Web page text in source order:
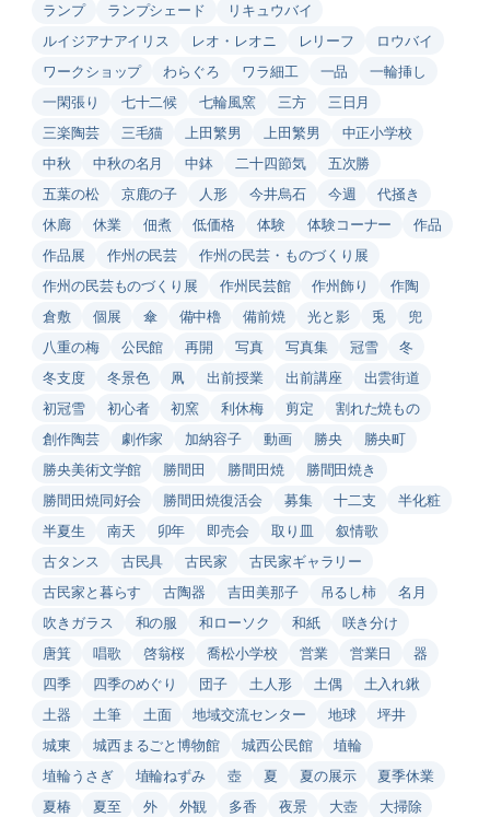
ランプ
ランプシェード
リキュウバイ
ルイジアナアイリス
レオ・レオニ レリーフ
ロウバイ
ワークショップ
わらぐろ ワラ細工 一品
一輪挿し
一閑張り
七十二候 七輪風窯 三方
三日月
三楽陶芸
三毛猫 上田繁男 上田繁男
中正小学校
中秋
中秋の名月 中鉢 二十四節気
五次勝
五葉の松
京鹿の子 人形 今井烏石 今週
代掻き
休廊
休業 佃煮 低価格 体験 体験コーナー
作品
作品展
作州の民芸
作州の民芸・ものづくり展
作州の民芸ものづくり展
作州民芸館 作州飾り
作陶
倉敷
個展 傘 備中櫓 備前焼 光と影 兎
兜
八重の梅
公民館 再開 写真 写真集 冠雪
冬
冬支度
冬景色 凧 出前授業 出前講座
出雲街道
初冠雪
初心者 初窯 利休梅 剪定
割れた焼もの
創作陶芸
劇作家 加納容子 動画 勝央
勝央町
勝央美術文学館
勝間田 勝間田焼
勝間田焼き
勝間田焼同好会
勝間田焼復活会 募集 十二支
半化粧
半夏生
南天 卯年 即売会 取り皿
叙情歌
古タンス
古民具 古民家
古民家ギャラリー
古民家と暮らす
古陶器 吉田美那子 吊るし柿
名月
吹きガラス
和の服 和ローソク 和紙
咲き分け
唐箕
唱歌 啓翁桜 喬松小学校 営業 営業日
器
四季
四季のめぐり 団子 土人形 土偶
土入れ鍬
土器
土筆 土面 地域交流センター 地球
坪井
城東
城西まるごと博物館 城西公民館
埴輪
埴輪うさぎ
埴輪ねずみ 壺 夏 夏の展示
夏季休業
夏椿
夏至 外 外観 多香 夜景 大壺
大掃除